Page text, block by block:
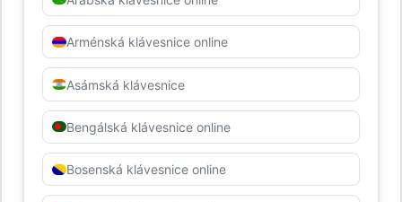
Arménská klávesnice online
Asámská klávesnice
Bengálská klávesnice online
Bosenská klávesnice online